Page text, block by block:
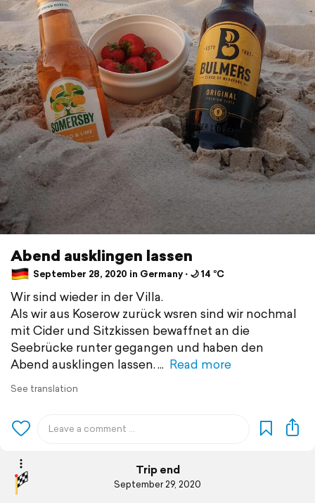
Abend ausklingen lassen
September 28, 2020 in Germany ⋅ 🌙 14 °C
Wir sind wieder in der Villa.
Als wir aus Koserow zurück wsren sind wir nochmal
mit Cider und Sitzkissen bewaffnet an die
Seebrücke runter gegangen und haben den
Abend ausklingen lassen.
Read more
See translation
Trip end
September 29, 2020